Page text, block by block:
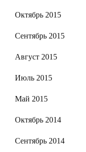
Октябрь 2015
Сентябрь 2015
Август 2015
Июль 2015
Май 2015
Октябрь 2014
Сентябрь 2014